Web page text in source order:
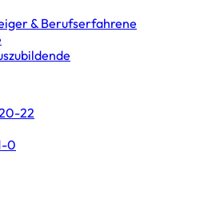
& Berufserfahrene
22
0